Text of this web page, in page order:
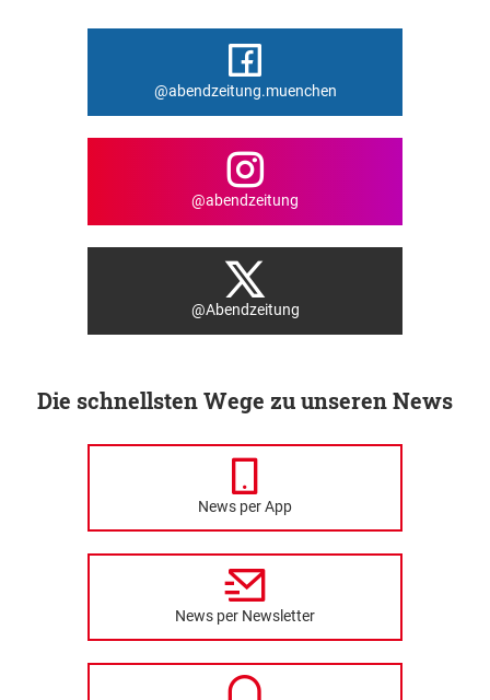
@abendzeitung.muenchen
@abendzeitung
@Abendzeitung
Die schnellsten Wege zu unseren News
News per App
News per Newsletter